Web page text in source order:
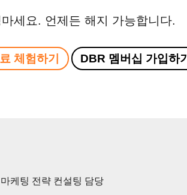
세요. 언제든 해지 가능합니다.
체험하기 DBR 멤버십 가입하기
케팅 전략 컨설팅 담당